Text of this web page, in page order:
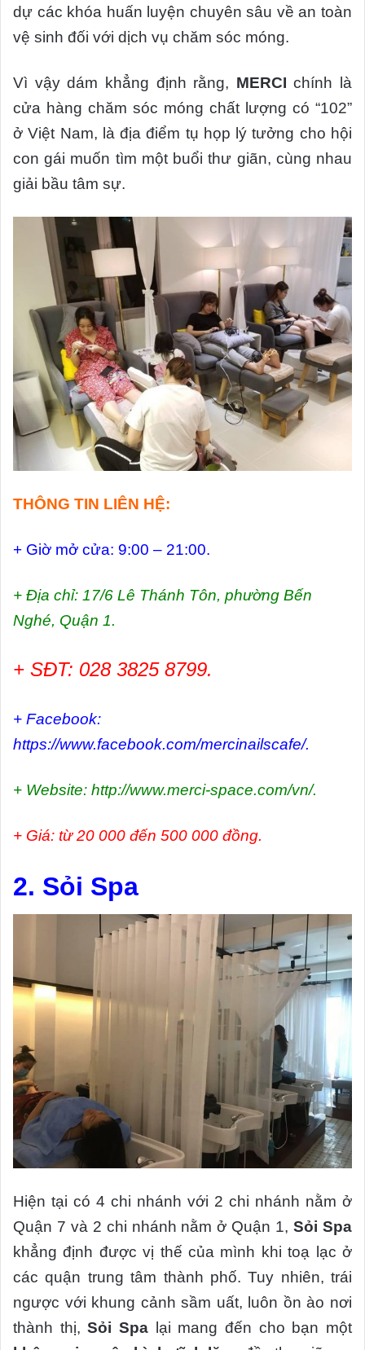
dự các khóa huấn luyện chuyên sâu về an toàn
vệ sinh đối với dịch vụ chăm sóc móng.
Vì vậy dám khẳng định rằng, MERCI chính là
cửa hàng chăm sóc móng chất lượng có “102”
ở Việt Nam, là địa điểm tụ họp lý tưởng cho hội
con gái muốn tìm một buổi thư giãn, cùng nhau
giải bầu tâm sự.
THÔNG TIN LIÊN HỆ:
+ Giờ mở cửa: 9:00 – 21:00.
+ Địa chỉ: 17/6 Lê Thánh Tôn, phường Bến
Nghé, Quận 1.
+ SĐT: 028 3825 8799.
+ Facebook:
https://www.facebook.com/mercinailscafe/.
+ Website: http://www.merci-space.com/vn/.
+ Giá: từ 20 000 đến 500 000 đồng.
2. Sỏi Spa
Hiện tại có 4 chi nhánh với 2 chi nhánh nằm ở
Quận 7 và 2 chi nhánh nằm ở Quận 1,Sỏi Spa
khẳng định được vị thế của mình khi toạ lạc ở
các quận trung tâm thành phố. Tuy nhiên, trái
ngược với khung cảnh sầm uất, luôn ồn ào nơi
thành thị,Sỏi Spa lại mang đến cho bạn một